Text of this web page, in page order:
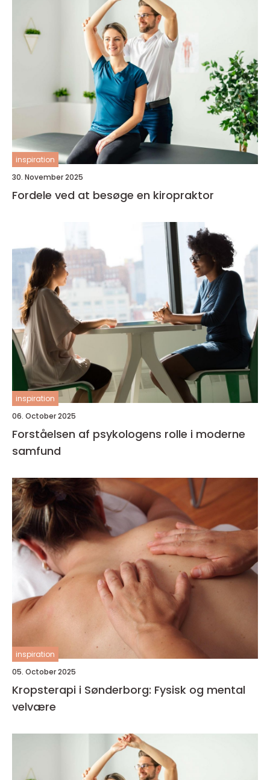
inspiration
30. November 2025
Fordele ved at besøge en kiropraktor
inspiration
06. October 2025
Forståelsen af psykologens rolle i moderne
samfund
inspiration
05. October 2025
Kropsterapi i Sønderborg: Fysisk og mental
velvære